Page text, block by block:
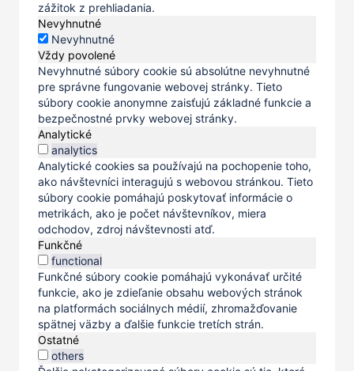
zážitok z prehliadania.
Nevyhnutné
Nevyhnutné
Vždy povolené
Nevyhnutné súbory cookie sú absolútne nevyhnutné
pre správne fungovanie webovej stránky. Tieto
súbory cookie anonymne zaisťujú základné funkcie a
bezpečnostné prvky webovej stránky.
Analytické
analytics
Analytické cookies sa používajú na pochopenie toho,
ako návštevníci interagujú s webovou stránkou. Tieto
súbory cookie pomáhajú poskytovať informácie o
metrikách, ako je počet návštevníkov, miera
odchodov, zdroj návštevnosti atď.
Funkčné
functional
Funkčné súbory cookie pomáhajú vykonávať určité
funkcie, ako je zdieľanie obsahu webových stránok
na platformách sociálnych médií, zhromažďovanie
spätnej väzby a ďalšie funkcie tretích strán.
Ostatné
others